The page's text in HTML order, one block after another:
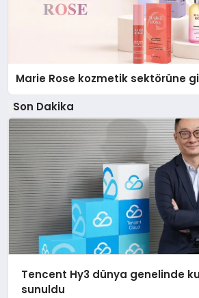
Marie Rose kozmetik sektörüne
Son Dakika
Tencent Hy3 dünya genelinde
sunuldu